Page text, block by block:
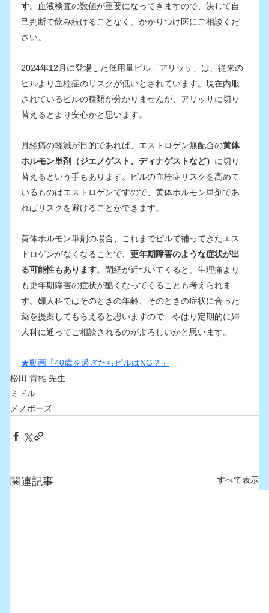
す。血液検査の数値が重要になってきますので、決して自
己判断で飲み続けることなく、かかりつけ医にご相談くだ
さい。
2024年12月に登場した低用量ピル「アリッサ」は、従来の
ピルより血栓症のリスクが低いとされています。現在内服
されているピルの種類が分かりませんが、アリッサに切り
替えるとより安心かと思います。
月経痛の軽減が目的であれば、エストロゲン無配合の黄体
ホルモン単剤（ジエノゲスト、ディナゲストなど） に切り
替えるという手もあります。ピルの血栓症リスクを高めて
いるものはエストロゲンですので、黄体ホルモン単剤であ
ればリスクを避けることができます。
黄体ホルモン単剤の場合、これまでピルで補ってきたエス
トロゲンがなくなることで、更年期障害のような症状が出
る可能性もあります。閉経が近づいてくると、生理痛より
も更年期障害の症状が酷くなってくることも考えられま
す。婦人科ではそのときの年齢、そのときの症状に合った
薬を提案してもらえると思いますので、やはり定期的に婦
人科に通ってご相談されるのがよろしいかと思います。
★動画「40歳を過ぎたらピルはNG？」
松田 貴雄 先生
ミドル
メノポーズ
関連記事 すべて表示